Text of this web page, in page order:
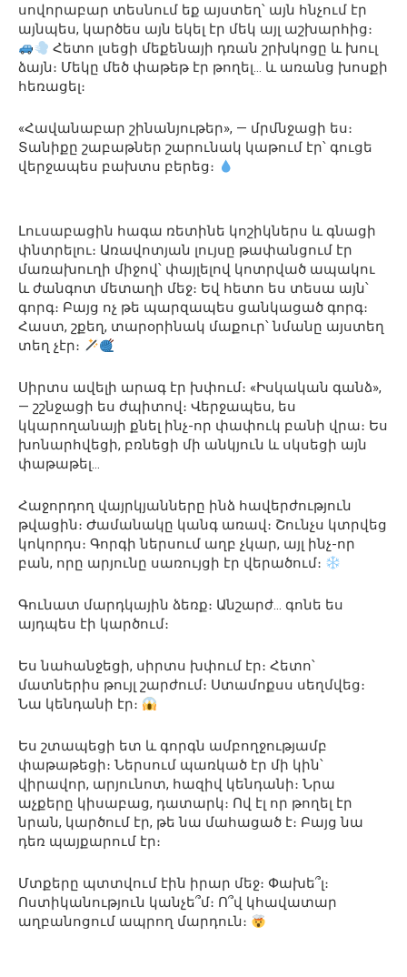
սովորաբար տեսնում եք այստեղ՝ այն հնչում էր
այնպես, կարծես այն եկել էր մեկ այլ աշխարհից։
Հետո լսեցի մեքենայի դռան շրխկոցը և խուլ
ձայն։ Մեկը մեծ փաթեթ էր թողել… և առանց խոսքի
հեռացել։
«Հավանաբար շինանյութեր», — մրմնջացի ես։
Տանիքը շաբաթներ շարունակ կաթում էր՝ գուցե
վերջապես բախտս բերեց։
Լուսաբացին հագա ռետինե կոշիկներս և գնացի
փնտրելու։ Առավոտյան լույսը թափանցում էր
մառախուղի միջով՝ փայլելով կոտրված ապակու
և ժանգոտ մետաղի մեջ։ Եվ հետո ես տեսա այն՝
գորգ։ Բայց ոչ թե պարզապես ցանկացած գորգ։
Հաստ, շքեղ, տարօրինակ մաքուր՝ նմանը այստեղ
տեղ չէր։
Սիրտս ավելի արագ էր խփում։ «Իսկական գանձ»,
— շշնջացի ես ժպիտով։ Վերջապես, ես
կկարողանայի քնել ինչ-որ փափուկ բանի վրա։ Ես
խոնարհվեցի, բռնեցի մի անկյուն և սկսեցի այն
փաթաթել…
Հաջորդող վայրկյանները ինձ հավերժություն
թվացին։ Ժամանակը կանգ առավ։ Շունչս կտրվեց
կոկորդս։ Գորգի ներսում աղբ չկար, այլ ինչ-որ
բան, որը արյունը սառույցի էր վերածում։
Գունատ մարդկային ձեռք։ Անշարժ… գոնե ես
այդպես էի կարծում։
Ես նահանջեցի, սիրտս խփում էր։ Հետո՝
մատներիս թույլ շարժում։ Ստամոքսս սեղմվեց։
Նա կենդանի էր։
Ես շտապեցի ետ և գորգն ամբողջությամբ
փաթաթեցի։ Ներսում պառկած էր մի կին՝
վիրավոր, արյունոտ, հազիվ կենդանի։ Նրա
աչքերը կիսաբաց, դատարկ։ Ով էլ որ թողել էր
նրան, կարծում էր, թե նա մահացած է։ Բայց նա
դեռ պայքարում էր։
Մտքերը պտտվում էին իրար մեջ։ Փախե՞լ։
Ոստիկանություն կանչե՞մ։ Ո՞վ կհավատար
աղբանոցում ապրող մարդուն։